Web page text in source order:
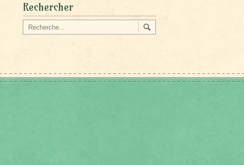
Rechercher